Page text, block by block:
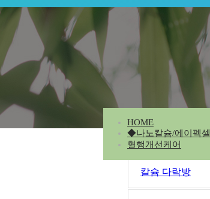
HOME
◆나노칼슘/에이펙셀
혈행개선케어
칼슘 다락방